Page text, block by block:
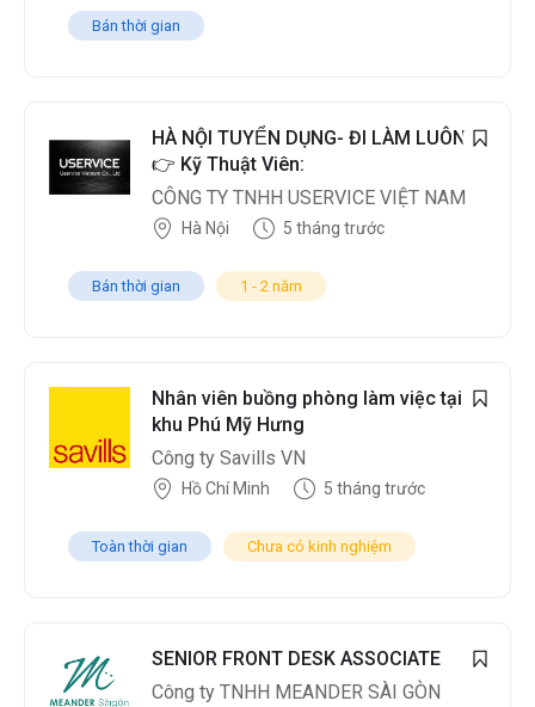
Bán thời gian
HÀ NỘI TUYỂN DỤNG- ĐI LÀM LUÔN.
👉 Kỹ Thuật Viên:
CÔNG TY TNHH USERVICE VIỆT NAM
Hà Nội 5 tháng trước
Bán thời gian 1 - 2 năm
Nhân viên buồng phòng làm việc tại
khu Phú Mỹ Hưng
Công ty Savills VN
Hồ Chí Minh 5 tháng trước
Toàn thời gian Chưa có kinh nghiệm
SENIOR FRONT DESK ASSOCIATE
Công ty TNHH MEANDER SÀI GÒN